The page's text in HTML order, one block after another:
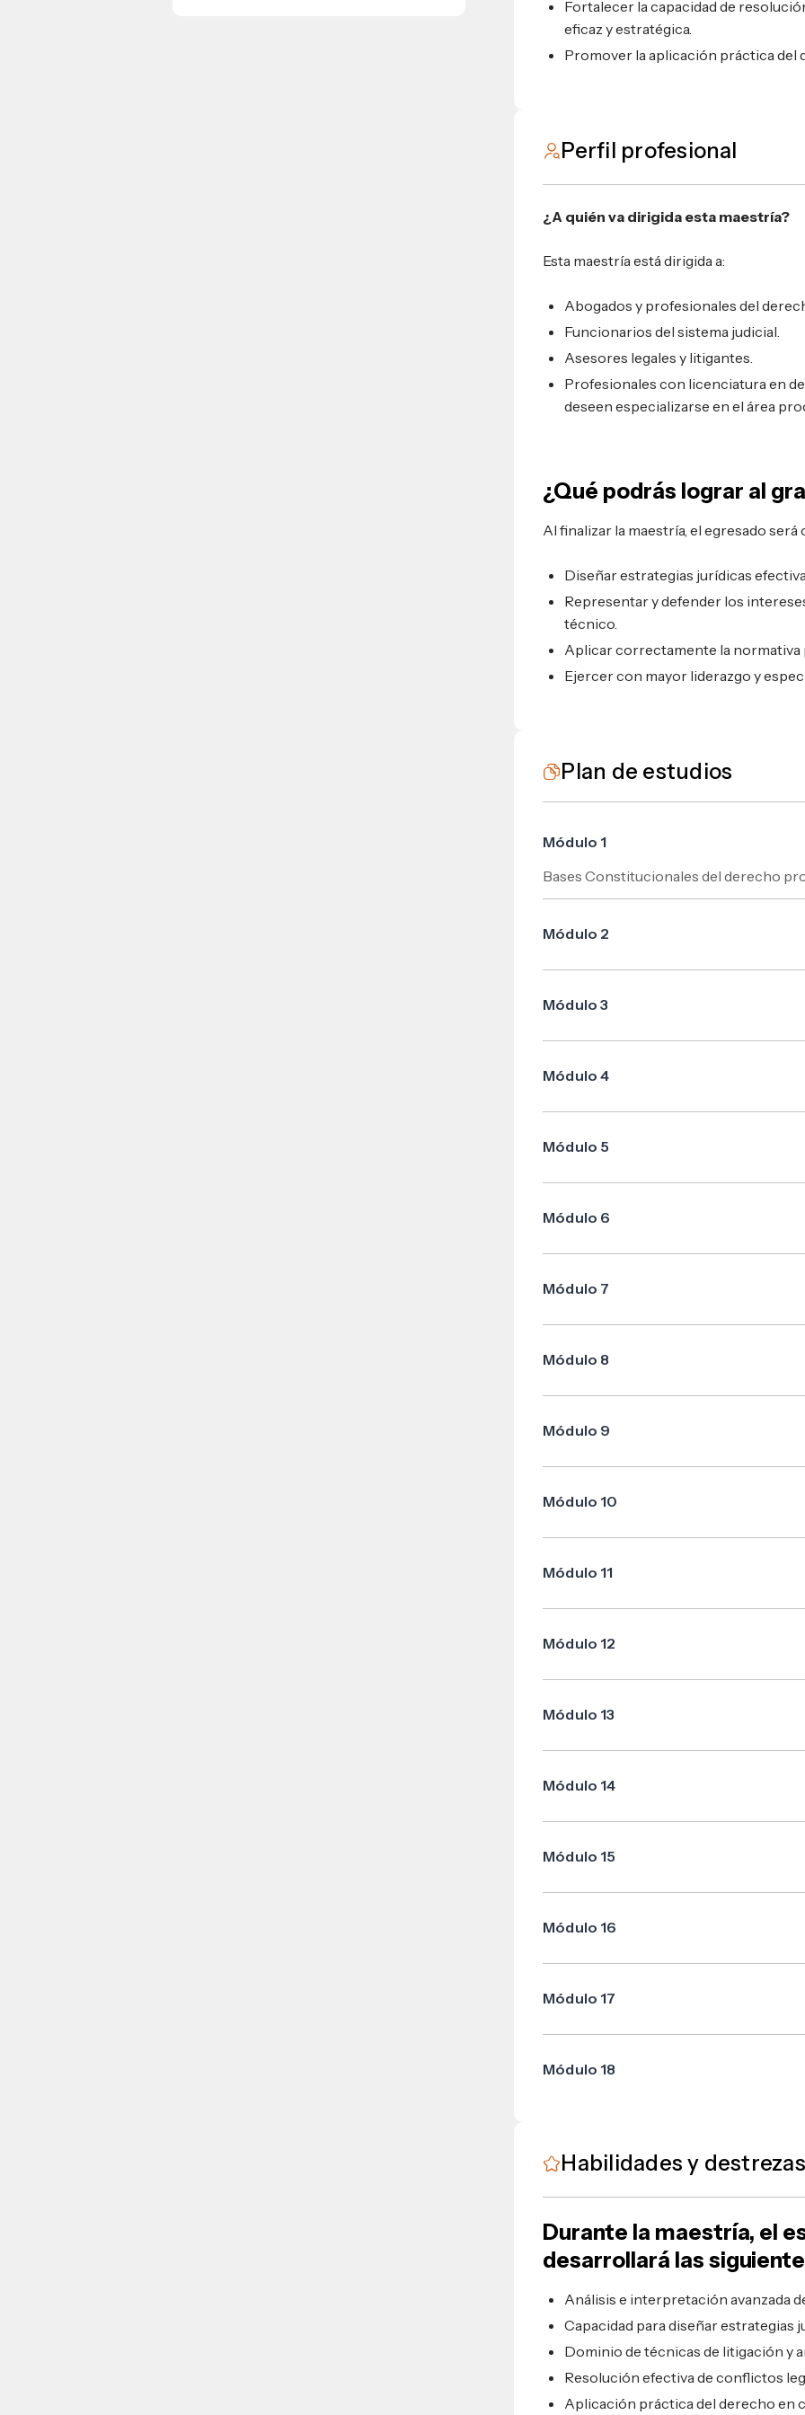
Fortalecer la capacidad de
eficaz y estratégica.
Promover la aplicación práctica del
Perfil profesional
¿A quién va dirigida esta maestría?
Esta maestría está dirigida a:
Abogados y profesionales del
Funcionarios del sistema judicial.
Asesores legales y litigantes.
Profesionales con licenciatura en
deseen especializarse en el área
¿Qué podrás lograr al
Al finalizar la maestría, el egresado será
Diseñar estrategias jurídicas
Representar y defender los
técnico.
Aplicar correctamente la normativa
Ejercer con mayor liderazgo y
Plan de estudios
Módulo 1
Bases Constitucionales del derecho
Módulo 2
Metodología y Técnicas de
Módulo 3
Oratoria Forense
Módulo 4
Fundamentos de derecho procesal
Módulo 5
Principios inspiradores del derecho
Módulo 6
Las audiencias y las resoluciones
Módulo 7
Medios de prueba
Módulo 8
Medidas cautelares
Módulo 9
Proceso declarativo ordinario
Módulo 10
Especialidades del proceso
Módulo 11
Proceso declarativo abreviado
Módulo 12
Especialidades del proceso declarativo
Módulo 13
Procesos no dispositivos y demás
Módulo 14
Proceso Monitorio y tutela sumaria
Módulo 15
Medios de impugnación
Módulo 16
Ejecución forzosa, disposiciones
Módulo 17
Obligaciones de dar, hacer o Hacer y
Módulo 18
Habilidades y destrezas
Durante la maestría, el
desarrollará las
Análisis e interpretación avanzada
Capacidad para diseñar estrategias
Dominio de técnicas de litigación y
Resolución efectiva de conflictos
Aplicación práctica del derecho en